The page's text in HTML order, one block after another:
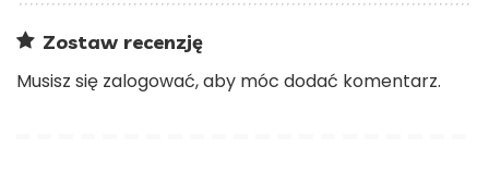
Zostaw recenzję
Musisz się zalogować, aby móc dodać komentarz.